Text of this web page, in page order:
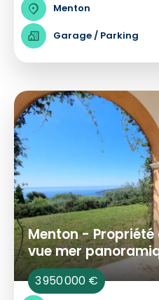
Menton
Garage / Parking
Menton -
vue mer
3 950 000 €